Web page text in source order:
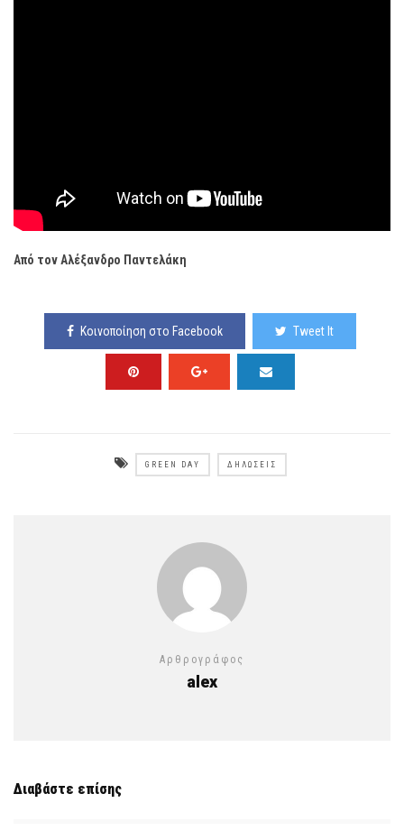
Από τον Αλέξανδρο Παντελάκη
Κοινοποίηση στο Facebook Tweet It
GREEN DAY ΔΗΛΏΣΕΙΣ
Αρθρογράφος
alex
Διαβάστε επίσης